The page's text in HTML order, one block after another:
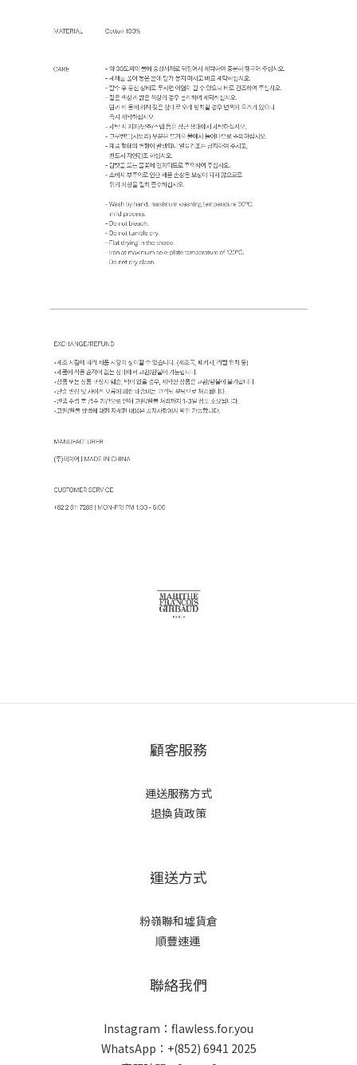
立即購買
顧客服務
運送服務方式
退換貨政策
運送方式
粉嶺聯和墟貨倉
順豐速運
聯絡我們
Instagram：flawless.for.you
WhatsApp：+(852) 6941 2025